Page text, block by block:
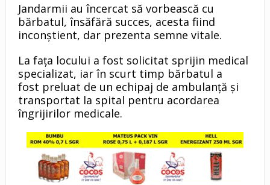
Jandarmii au încercat să vorbească cu
bărbatul, însăfără succes, acesta fiind
inconștient, dar prezenta semne vitale.
La fața locului a fost solicitat sprijin medical
specializat, iar în scurt timp bărbatul a
fost preluat de un echipaj de ambulanță și
transportat la spital pentru acordarea
îngrijirilor medicale.